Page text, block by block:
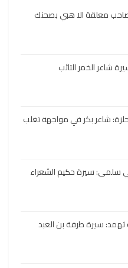
معلقة الا هبي بصحنك
شاعر الخمر التائب
شاعر بكر في مواجهة تغلب
سلمى: سيرة حكيم الشعراء
ثهمد: سيرة طرفة بن العبد